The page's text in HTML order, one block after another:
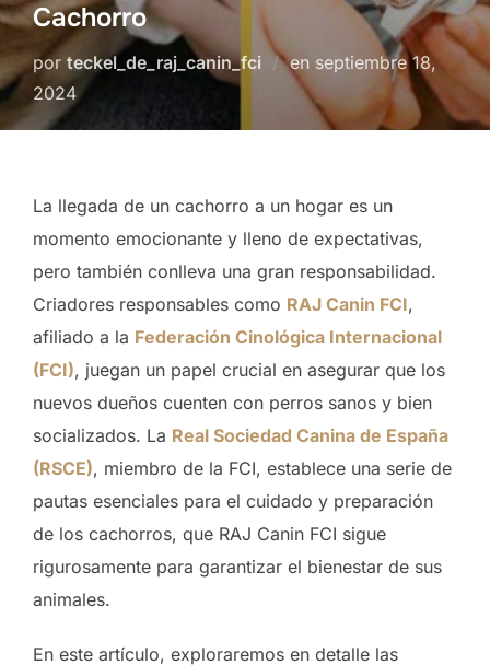
Cachorro
por teckel_de_raj_canin_fci en Publicado
el
septiembre 18,
2024
La llegada de un cachorro a un hogar es un
momento emocionante y lleno de expectativas,
pero también conlleva una gran responsabilidad.
Criadores responsables como RAJ Canin FCI,
afiliado a la Federación Cinológica Internacional
(FCI), juegan un papel crucial en asegurar que los
nuevos dueños cuenten con perros sanos y bien
socializados. La Real Sociedad Canina de España
(RSCE), miembro de la FCI, establece una serie de
pautas esenciales para el cuidado y preparación
de los cachorros, que RAJ Canin FCI sigue
rigurosamente para garantizar el bienestar de sus
animales.
En este artículo, exploraremos en detalle las